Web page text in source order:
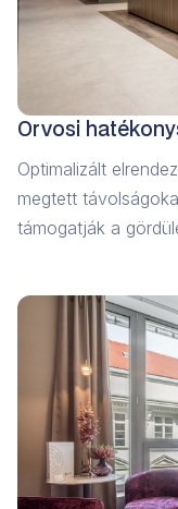
Orvosi
Optimalizált
megtett
támogatják a